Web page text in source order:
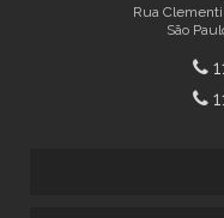
Rua
São